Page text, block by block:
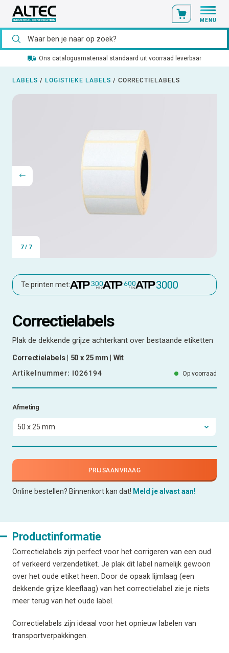
MENU
Ons catalogusmateriaal standaard uit voorraad leverbaar
LABELS / LOGISTIEKE LABELS / CORRECTIELABELS
7/ 7
Te printen met:
Correctielabels
Plak de dekkende grijze achterkant over bestaande etiketten
Correctielabels | 50 x 25 mm | Wit
Artikelnummer: I026194 Op voorraad
Afmeting
PRIJSAANVRAAG
Online bestellen? Binnenkort kan dat! Meld je alvast aan!
Productinformatie
Correctielabels zijn perfect voor het corrigeren van een oud
of verkeerd verzendetiket. Je plak dit label namelijk gewoon
over het oude etiket heen. Door de opaak lijmlaag (een
dekkende grijze kleeflaag) van het correctielabel zie je niets
meer terug van het oude label.
Correctielabels zijn ideaal voor het opnieuw labelen van
transportverpakkingen.